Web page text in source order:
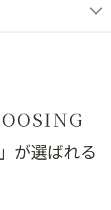
が選ばれる